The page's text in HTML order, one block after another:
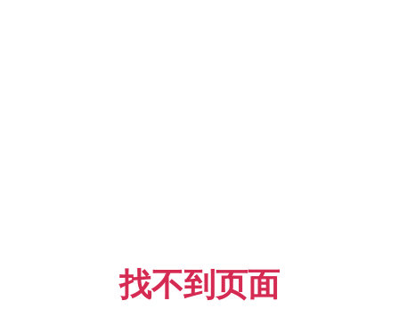
找不到页面